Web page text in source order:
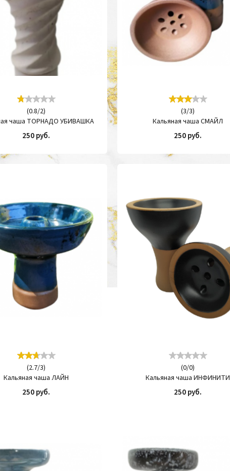
(0.8/2)
чаша ТОРНАДО УБИВАШКА
250 руб.
(3/3)
Кальяная чаша СМАЙЛ
250 руб.
(2.7/3)
Кальяная чаша ЛАЙН
250 руб.
(0/0)
Кальяная чаша ИНФИНИТИ
250 руб.